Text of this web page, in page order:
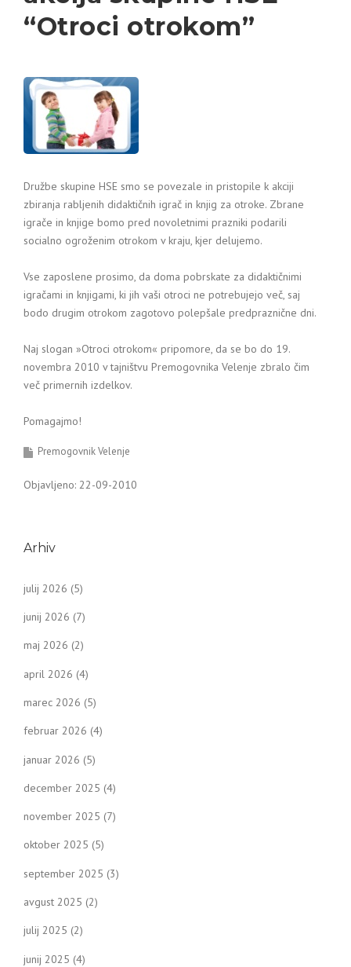
“Otroci otrokom”
Družbe skupine HSE smo se povezale in pristopile k akciji
zbiranja rabljenih didaktičnih igrač in knjig za otroke. Zbrane
igrače in knjige bomo pred novoletnimi prazniki podarili
socialno ogroženim otrokom v kraju, kjer delujemo.
Vse zaposlene prosimo, da doma pobrskate za didaktičnimi
igračami in knjigami, ki jih vaši otroci ne potrebujejo več, saj
bodo drugim otrokom zagotovo polepšale predpraznične dni.
Naj slogan »Otroci otrokom« pripomore, da se bo do 19.
novembra 2010 v tajništvu Premogovnika Velenje zbralo čim
več primernih izdelkov.
Pomagajmo!
Premogovnik Velenje
Objavljeno: 22-09-2010
Arhiv
julij 2026 (5)
junij 2026 (7)
maj 2026 (2)
april 2026 (4)
marec 2026 (5)
februar 2026 (4)
januar 2026 (5)
december 2025 (4)
november 2025 (7)
oktober 2025 (5)
september 2025 (3)
avgust 2025 (2)
julij 2025 (2)
junij 2025 (4)